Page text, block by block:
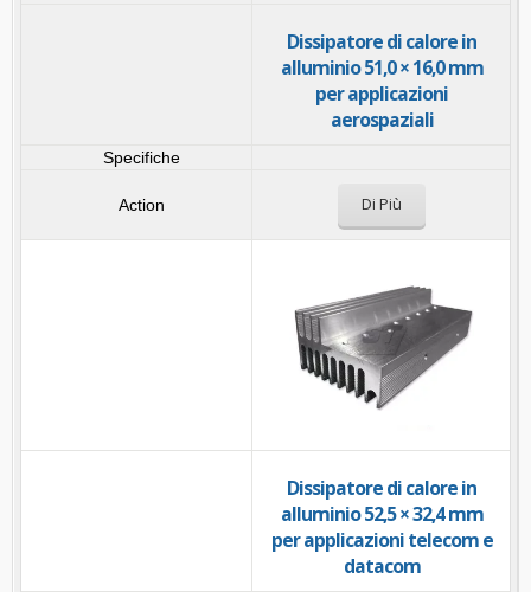
Dissipatore di calore in
alluminio 51,0 × 16,0 mm
per applicazioni
aerospaziali
Di Più
Dissipatore di calore in
alluminio 52,5 × 32,4 mm
per applicazioni telecom e
datacom